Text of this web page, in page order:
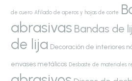
de cuero Afilado de aperos y hojas de corte
abrasivas Bandas de
de lija Decoración de interiores
envases metálicos Desbaste de materiales